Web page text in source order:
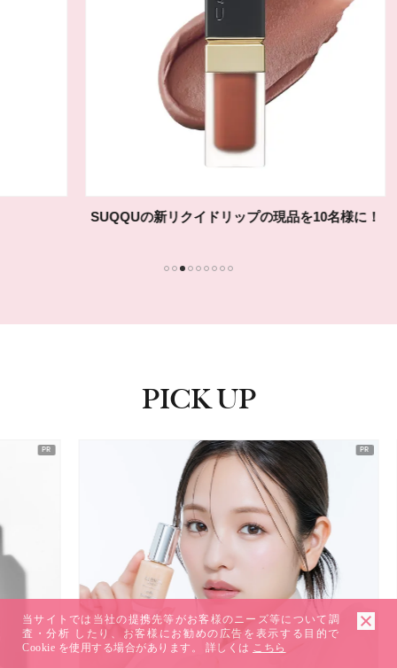
SUQQUの新リクイドリップの現品を10名様に！
PICK UP
当サイトでは当社の提携先等がお客様のニーズ等について調
査・分析 したり、お客様にお勧めの広告を表示する目的で
Cookie を使用する場合があります。 詳しくは こちら